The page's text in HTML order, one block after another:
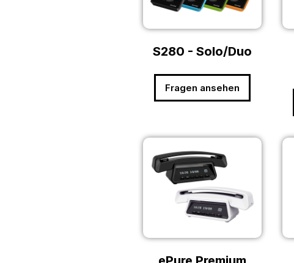
S280 - Solo/Duo
Fragen ansehen